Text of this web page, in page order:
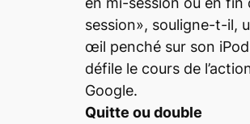
session», souligne-t-il,
œil penché sur son
défile le cours de
Google.
Quitte ou double